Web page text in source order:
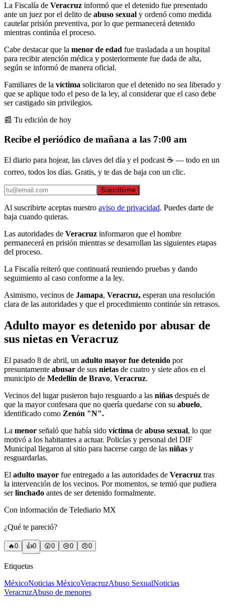
La Fiscalía de Veracruz informó que el detenido fue presentado
ante un juez por el delito de abuso sexual y ordenó como medida
cautelar prisión preventiva, por lo que permanecerá detenido
mientras continúa el proceso.
Cabe destacar que la menor de edad fue trasladada a un hospital
para recibir atención médica y posteriormente fue dada de alta,
según se informó de manera oficial.
Familiares de la víctima solicitaron que el detenido no sea liberado y
que se aplique todo el peso de la ley, al considerar que el caso debe
ser castigado sin privilegios.
📰 Tu edición de hoy
Recibe el periódico de mañana a las 7:00 am
El diario para hojear, las claves del día y el podcast ☕ — todo en un
correo, todos los días. Gratis, y te das de baja con un clic.
Suscribirme
Al suscribirte aceptas nuestro aviso de privacidad. Puedes darte de
baja cuando quieras.
Las autoridades de Veracruz informaron que el hombre
permanecerá en prisión mientras se desarrollan las siguientes etapas
del proceso.
La Fiscalía reiteró que continuará reuniendo pruebas y dando
seguimiento al caso conforme a la ley.
Asimismo, vecinos de Jamapa, Veracruz, esperan una resolución
clara de las autoridades y que el procedimiento continúe sin retrasos.
Adulto mayor es detenido por abusar de
sus nietas en Veracruz
El pasado 8 de abril, un adulto mayor fue detenido por
presuntamente abusar de sus nietas de cuatro y siete años en el
municipio de Medellín de Bravo, Veracruz.
Vecinos del lugar pusieron bajo resguardo a las niñas después de
que la mayor confesara que no quería quedarse con su abuelo,
identificado como Zenón "N".
La menor señaló que había sido víctima de abuso sexual, lo que
motivó a los habitantes a actuar. Policías y personal del DIF
Municipal llegaron al sitio para hacerse cargo de las niñas y
resguardarlas.
El adulto mayor fue entregado a las autoridades de Veracruz tras
la intervención de los vecinos. Por momentos, se temió que pudiera
serlinchado antes de ser detenido formalmente.
Con información de Telediario MX
¿Qué te pareció?
🔥0 👍0 😲0 😢0 😠0
Etiquetas
MéxicoNoticias MéxicoVeracruzAbuso SexualNoticias
VeracruzAbuso de menores